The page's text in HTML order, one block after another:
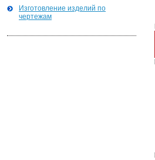
Изготовление изделий по
чертежам